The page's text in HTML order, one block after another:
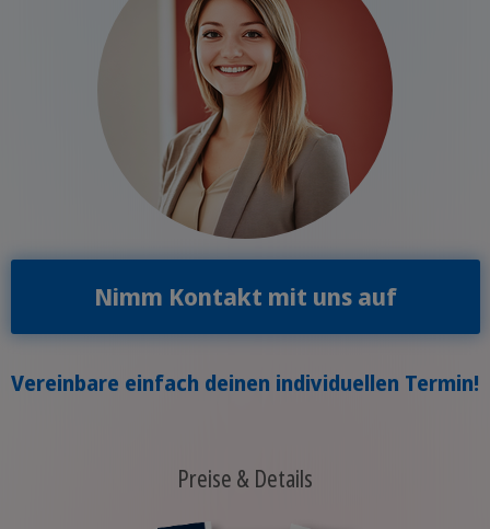
Nimm Kontakt mit uns auf
Vereinbare einfach deinen individuellen Termin!
Preise & Details